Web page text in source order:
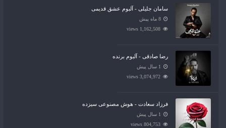
سامان جلیلی - آلبوم عشق قدیمی
8 ماه پیش
1,162,508 views
رضا صادقی - آلبوم برنده
1 سال پیش
3,074,972 views
فرزاد سعادت - هوش مصنوعی سیزده
1 سال پیش
804,753 views